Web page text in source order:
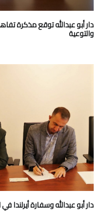
دار أبو عبدالله توقع مذكرة
والتوعية
دار أبو عبدالله وسفارة